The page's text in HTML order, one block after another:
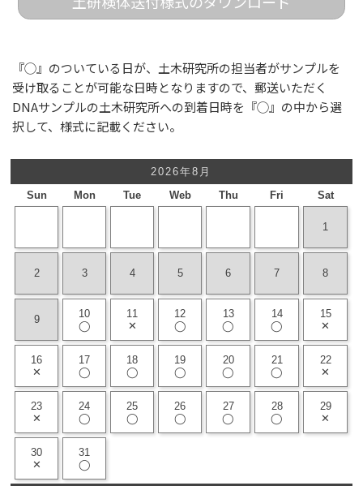
『◯』のついている日が、土木研究所の担当者がサンプルを
受け取ることが可能な日時となりますので、郵送いただく
DNAサンプルの土木研究所への到着日時を『◯』の中から選
択して、様式に記載ください。